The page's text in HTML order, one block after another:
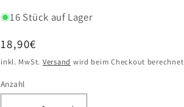
16 Stück auf Lager
Normaler
Preis
18,90€
inkl. MwSt. Versand wird beim Checkout berechnet
Anzahl